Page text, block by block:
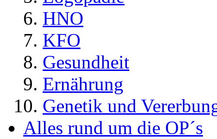
HNO
KFO
Gesundheit
Ernährung
Genetik und
Alles rund um die OP´s